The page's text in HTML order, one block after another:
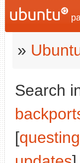
»
Search
[